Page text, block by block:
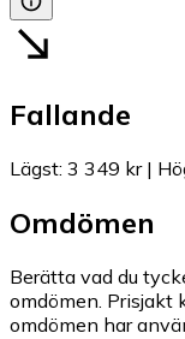
Fallande
Lägst: 3 349 kr|
Omdömen
Berätta vad du
omdömen. Prisjakt
omdömen har